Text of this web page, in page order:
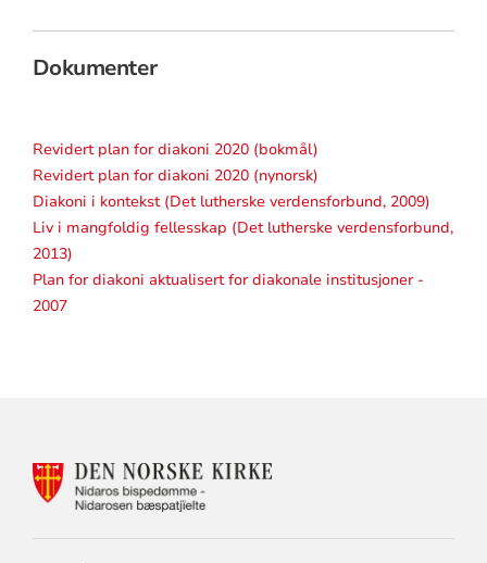
Kirkelig Ressurssenter
CRUX
Dokumenter
Revidert plan for diakoni 2020 (bokmål)
Revidert plan for diakoni 2020 (nynorsk)
Diakoni i kontekst (Det lutherske verdensforbund, 2009)
Liv i mangfoldig fellesskap (Det lutherske verdensforbund,
2013)
Plan for diakoni aktualisert for diakonale institusjoner -
2007
KONTAKTINFORMASJON